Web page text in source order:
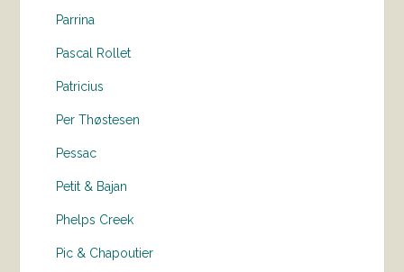
Parrina
Pascal Rollet
Patricius
Per Thøstesen
Pessac
Petit & Bajan
Phelps Creek
Pic & Chapoutier